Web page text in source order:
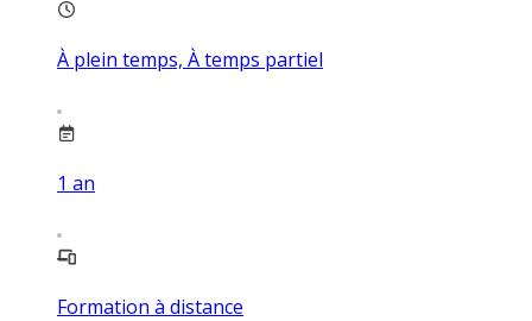
À plein temps, À temps partiel
1 an
Formation à distance